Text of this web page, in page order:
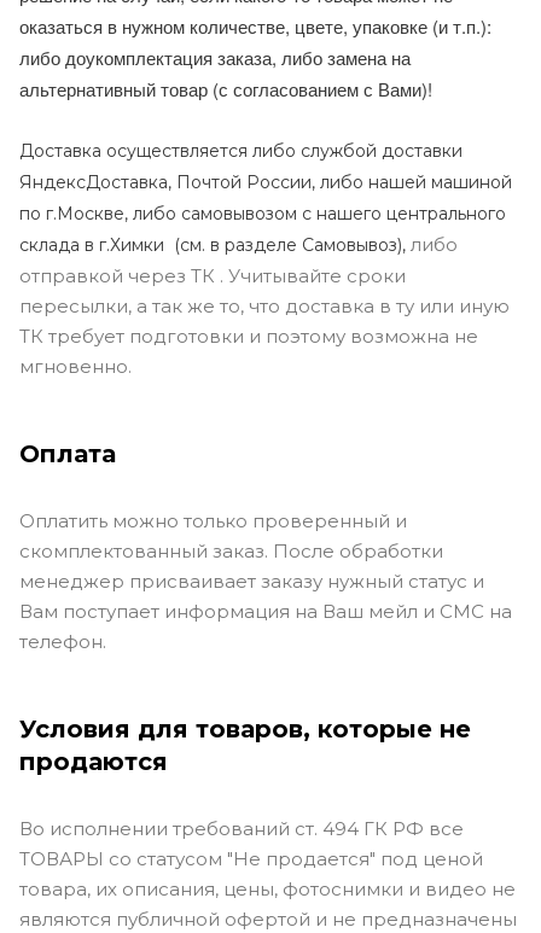
оказаться в нужном количестве, цвете, упаковке (и т.п.):
либо доукомплектация заказа, либо замена на
альтернативный товар (с согласованием с Вами)!
Доставка осуществляется либо службой доставки
ЯндексДоставка, Почтой России, либо нашей машиной
по г.Москве, либо самовывозом с нашего центрального
склада в г.Химки (см. в разделе Самовывоз), либо
отправкой через ТК . Учитывайте сроки
пересылки, а так же то, что доставка в ту или иную
ТК требует подготовки и поэтому возможна не
мгновенно.
Оплата
Оплатить можно только проверенный и
скомплектованный заказ. После обработки
менеджер присваивает заказу нужный статус и
Вам поступает информация на Ваш мейл и СМС на
телефон.
Условия для товаров, которые не
продаются
Во исполнении требований ст. 494 ГК РФ все
ТОВАРЫ со статусом "Не продается" под ценой
товара, их описания, цены, фотоснимки и видео не
являются публичной офертой и не предназначены